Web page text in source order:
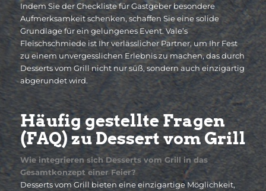
Indem Sie der Checkliste für Gastgeber besondere
Aufmerksamkeit schenken, schaffen Sie eine solide
Grundlage für ein gelungenes Event. Vale’s
Fleischschmiede ist Ihr verlässlicher Partner, um Ihr Fest
zu einem unvergesslichen Erlebnis zu machen, das durch
Desserts vom Grill nicht nur süß, sondern auch einzigartig
abgerundet wird.
Häufig gestellte Fragen
(FAQ) zu Dessert vom Grill
Wie integrieren sich Desserts vom Grill in das
Gesamtkonzept einer Feier?
Desserts vom Grill bieten eine einzigartige Möglichkeit,